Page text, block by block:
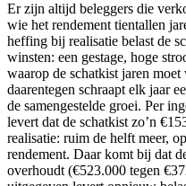
Er zijn altijd beleggers die
wie het rendement tientallen
heffing bij realisatie belast de
winsten: een gestage, hoge
waarop de schatkist jaren
daarentegen schraapt elk jaar
de samengestelde groei. Per
levert dat de schatkist zo’n
realisatie: ruim de helft meer,
rendement. Daar komt bij dat
overhoudt (€523.000 tegen